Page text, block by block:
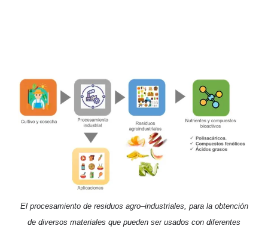
El procesamiento de residuos agro–industriales, para la obtención
de diversos materiales que pueden ser usados con diferentes